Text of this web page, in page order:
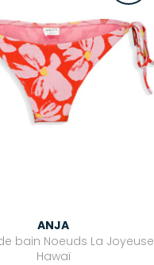
ANJA
bain Noeuds La Joyeuse
Hawaï